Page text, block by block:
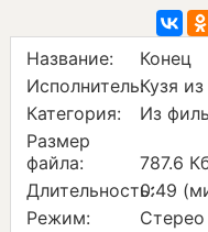
Название:
Конец
Исполнитель:Кузя
Категория:
Из
Размер
файла:
787.6
Длительность:0:49
Режим:
Стерео